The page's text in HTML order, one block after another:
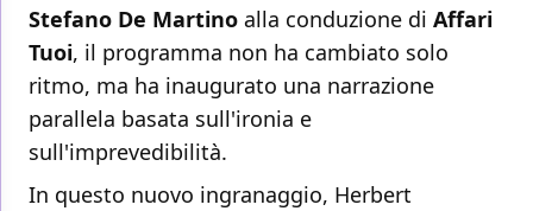
Stefano De Martino alla conduzione di Affari
Tuoi, il programma non ha cambiato solo
ritmo, ma ha inaugurato una narrazione
parallela basata sull'ironia e
sull'imprevedibilità.
In questo nuovo ingranaggio, Herbert